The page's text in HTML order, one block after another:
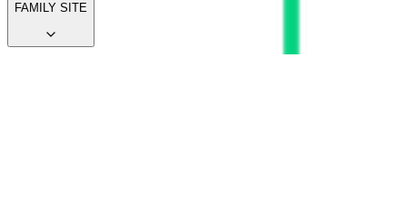
FAMILY SITE